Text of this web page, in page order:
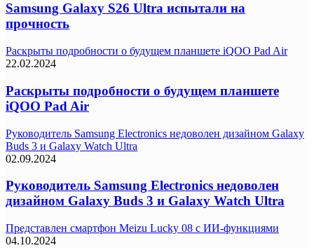
Samsung Galaxy S26 Ultra испытали на
прочность
Раскрыты подробности о будущем планшете iQOO Pad Air
22.02.2024
Раскрыты подробности о будущем планшете
iQOO Pad Air
Руководитель Samsung Electronics недоволен дизайном Galaxy
Buds 3 и Galaxy Watch Ultra
02.09.2024
Руководитель Samsung Electronics недоволен
дизайном Galaxy Buds 3 и Galaxy Watch Ultra
Представлен смартфон Meizu Lucky 08 с ИИ-функциями
04.10.2024